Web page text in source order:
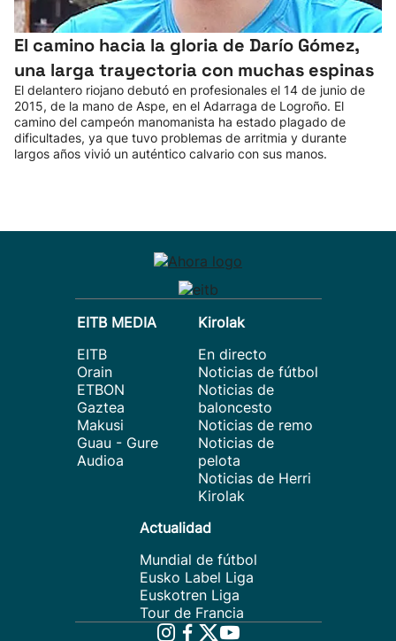
El camino hacia la gloria de Darío Gómez,
una larga trayectoria con muchas espinas
El delantero riojano debutó en profesionales el 14 de junio de
2015, de la mano de Aspe, en el Adarraga de Logroño. El
camino del campeón manomanista ha estado plagado de
dificultades, ya que tuvo problemas de arritmia y durante
largos años vivió un auténtico calvario con sus manos.
EITB MEDIA
EITB
Orain
ETBON
Gaztea
Makusi
Guau - Gure
Audioa
Kirolak
En directo
Noticias de fútbol
Noticias de
baloncesto
Noticias de remo
Noticias de
pelota
Noticias de Herri
Kirolak
Actualidad
Mundial de fútbol
Eusko Label Liga
Euskotren Liga
Tour de Francia